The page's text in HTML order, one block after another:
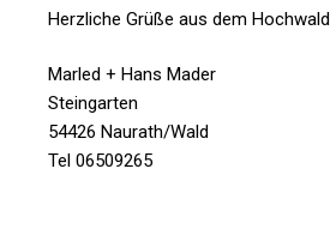
Herzliche Grüße aus dem Hochwald
Marled + Hans Mader
Steingarten
54426 Naurath/Wald
Tel 06509265